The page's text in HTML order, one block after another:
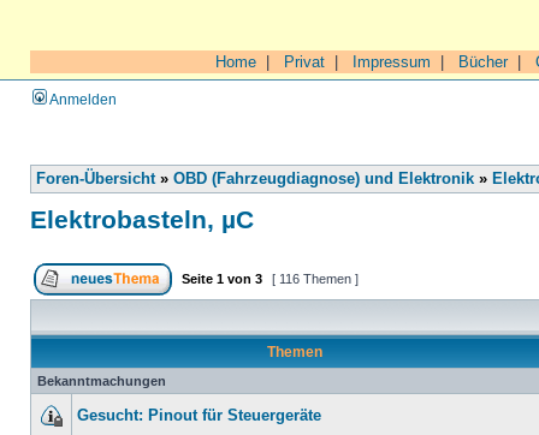
Home Privat Impressum Bücher|
Anmelden
Foren-Übersicht» OBD (Fahrzeugdiagnose) und Elektronik »
Elektrobasteln, µC
Seite 1 von 3 [ 116 Themen ]
Themen
Bekanntmachungen
Gesucht: Pinout für Steuergeräte